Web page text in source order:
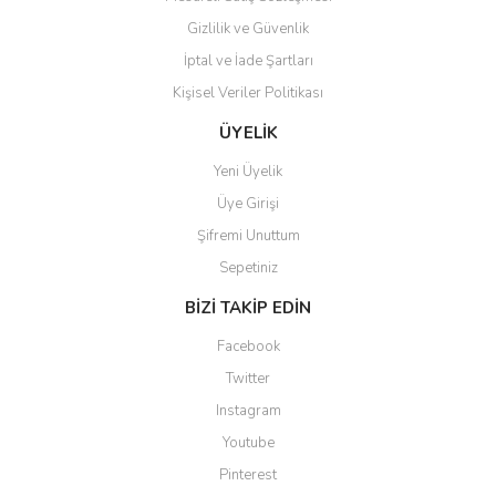
Gönder
Gizlilik ve Güvenlik
İptal ve İade Şartları
Kişisel Veriler Politikası
ÜYELİK
Yeni Üyelik
Üye Girişi
Şifremi Unuttum
Sepetiniz
BİZİ TAKİP EDİN
Facebook
Twitter
Instagram
Youtube
Pinterest